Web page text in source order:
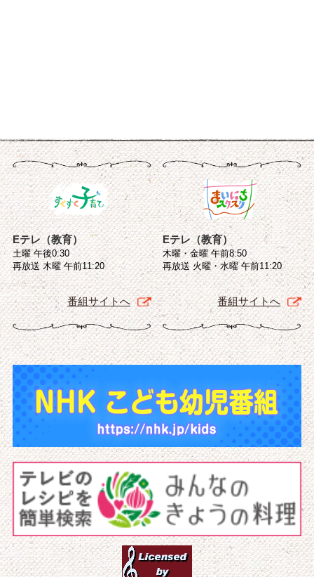
Eテレ（教育）
土曜 午後0:30
再放送 木曜 午前11:20
番組サイトへ
Eテレ（教育）
木曜・金曜 午前8:50
再放送 火曜・水曜 午前11:20
番組サイトへ